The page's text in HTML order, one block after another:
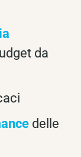
da
delle